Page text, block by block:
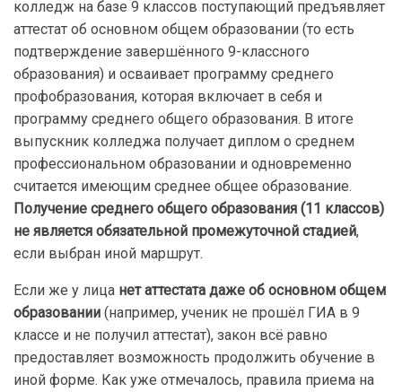
колледж на базе 9 классов поступающий предъявляет
аттестат об основном общем образовании (то есть
подтверждение завершённого 9-классного
образования) и осваивает программу среднего
профобразования, которая включает в себя и
программу среднего общего образования. В итоге
выпускник колледжа получает диплом о среднем
профессиональном образовании и одновременно
считается имеющим среднее общее образование.
Получение среднего общего образования (11 классов)
не является обязательной промежуточной стадией,
если выбран иной маршрут.
Если же у лица нет аттестата даже об основном общем
образовании (например, ученик не прошёл ГИА в 9
классе и не получил аттестат), закон всё равно
предоставляет возможность продолжить обучение в
иной форме. Как уже отмечалось, правила приема на